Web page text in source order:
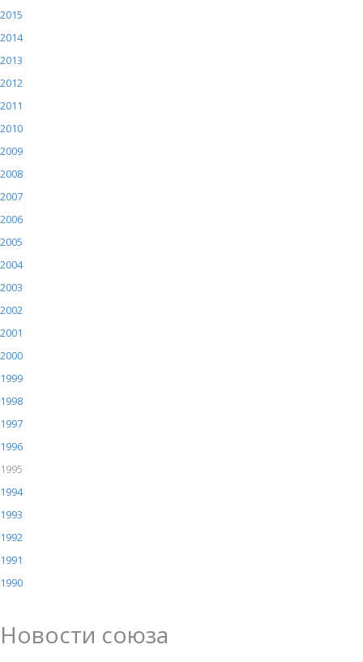
2015
2014
2013
2012
2011
2010
2009
2008
2007
2006
2005
2004
2003
2002
2001
2000
1999
1998
1997
1996
1995
1994
1993
1992
1991
1990
Новости союза